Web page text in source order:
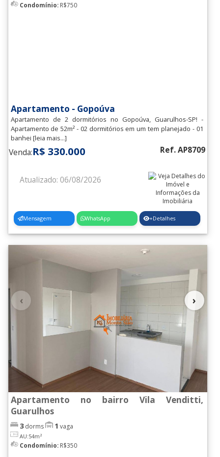
Condomínio: R$750
Apartamento - Gopoúva
Apartamento de 2 dormitórios no Gopoúva, Guarulhos-SP! -
Apartamento de 52m² - 02 dormitórios em um tem planejado - 01
banhei [leia mais...]
Venda:R$ 330.000 Ref. AP8709
Atualizado: 06/08/2026
Mensagem WhatsApp +Detalhes
‹ ›
Apartamento no bairro Vila Venditti,
Guarulhos
3dorms 1 vaga
AU:54m²
Condomínio: R$350